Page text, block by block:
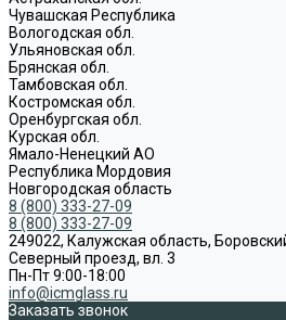
Чувашская Республика
Вологодская обл.
Ульяновская обл.
Брянская обл.
Тамбовская обл.
Костромская обл.
Оренбургская обл.
Курская обл.
Ямало-Ненецкий АО
Республика Мордовия
Новгородская область
8 (800) 333-27-09
8 (800) 333-27-09
249022, Калужская область,
Северный проезд, вл. 3
Пн-Пт 9:00-18:00
info@icmglass.ru
Заказать звонок